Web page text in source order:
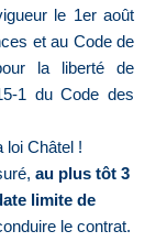
le 1er août
et au Code de
la liberté de
1 du Code des
loi Châtel !
au plus tôt 3
limite de
le contrat.